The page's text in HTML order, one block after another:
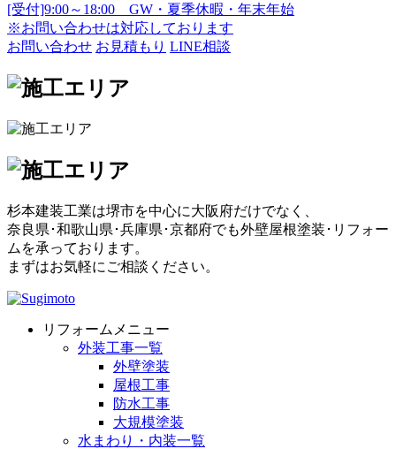
[受付]9:00～18:00 GW・夏季休暇・年末年始
※お問い合わせは対応しております
お問い合わせ お見積もり LINE相談
杉本建装工業は堺市を中心に大阪府だけでなく、
奈良県･和歌山県･兵庫県･京都府でも外壁屋根塗装･リフォー
ムを承っております。
まずはお気軽にご相談ください。
リフォームメニュー
外装工事一覧
外壁塗装
屋根工事
防水工事
大規模塗装
水まわり・内装一覧